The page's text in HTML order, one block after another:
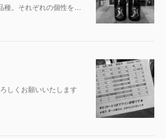
種。それぞれの個性を…
しくお願いいたします